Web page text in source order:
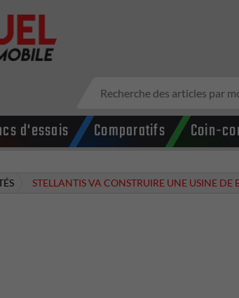
d'essais Comparatifs Coin-
STELLANTIS VA CONSTRUIRE UNE USINE